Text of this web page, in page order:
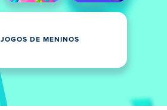
JOGOS DE MENINOS